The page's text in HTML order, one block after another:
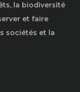
la biodiversité
et faire
sociétés et la